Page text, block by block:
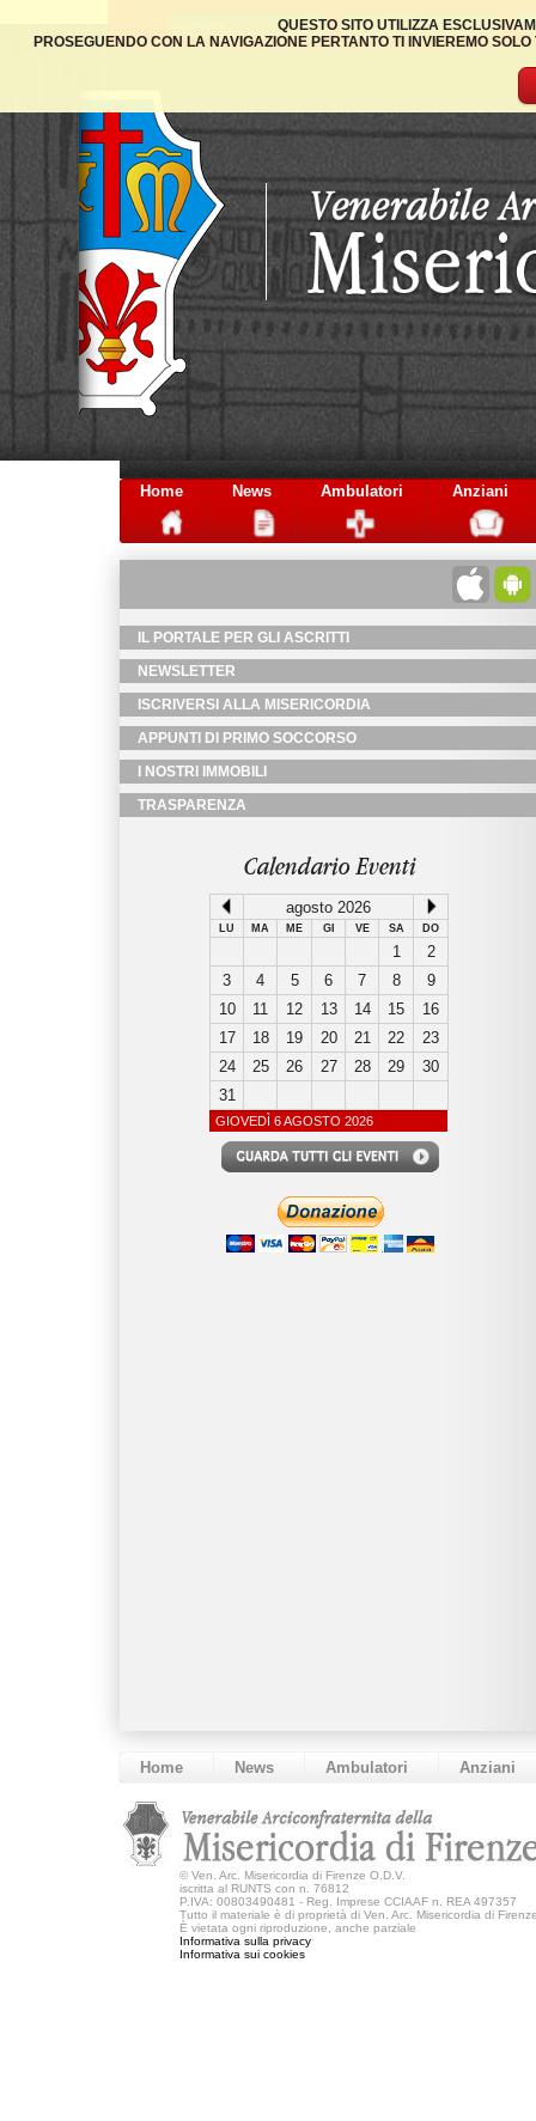
QUESTO SITO UTILIZZA
PROSEGUENDO CON LA NAVIGAZIONE PERTANTO TI INVIEREMO
Home News Ambulatori Anziani
IL PORTALE PER GLI ASCRITTI
NEWSLETTER
ISCRIVERSI ALLA MISERICORDIA
APPUNTI DI PRIMO SOCCORSO
I NOSTRI IMMOBILI
TRASPARENZA
Calendario Eventi
agosto 2026
LU MA ME GI VE SA DO
1
2
3
4 5 6 7 8
9
10
11 12 13 14 15
16
17
18 19 20 21 22
23
24
25 26 27 28 29
30
31
GIOVEDÌ 6 AGOSTO 2026
Home News Ambulatori Anziani
© Ven. Arc. Misericordia di Firenze O.D.V.
iscritta al RUNTS con n. 76812
P.IVA: 00803490481 - Reg. Imprese CCIAAF n. REA 497357
Tutto il materiale è di proprietà di Ven. Arc. Misericordia di
È vietata ogni riproduzione, anche parziale
Informativa sulla privacy
Informativa sui cookies